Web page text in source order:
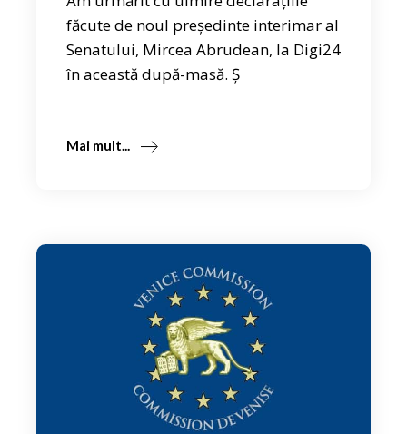
făcute de noul președinte interimar al
Senatului, Mircea Abrudean, la Digi24
în această după-masă. Ș
Mai mult...